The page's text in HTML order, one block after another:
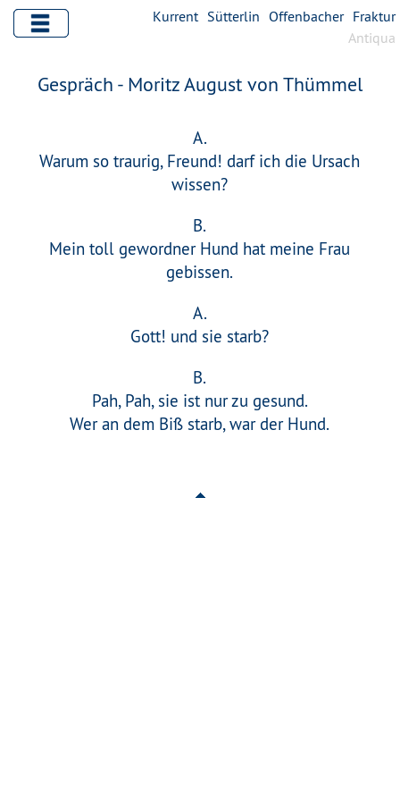
Kurrent Sütterlin Offenbacher Fraktur
Antiqua
Gespräch - Moritz August von Thümmel
A.
Warum so traurig, Freund! darf ich die Ursach
wissen?
B.
Mein toll gewordner Hund hat meine Frau
gebissen.
A.
Gott! und sie starb?
B.
Pah, Pah, sie ist nur zu gesund.
Wer an dem Biß starb, war der Hund.